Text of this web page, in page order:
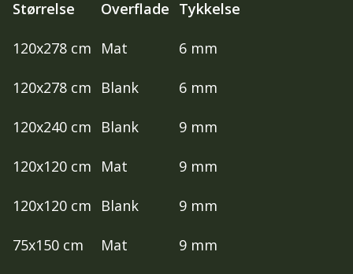
Størrelse Overflade Tykkelse
120x278 cm Mat 6 mm
120x278 cm Blank 6 mm
120x240 cm Blank 9 mm
120x120 cm Mat 9 mm
120x120 cm Blank 9 mm
75x150 cm Mat 9 mm